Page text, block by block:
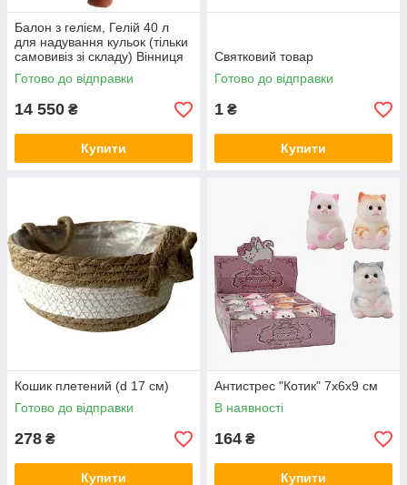
Балон з гелієм, Гелій 40 л
для надування кульок (тільки
самовивіз зі складу) Вінниця
Готово до відправки
14 550 ₴
Купити
Святковий товар
Готово до відправки
1 ₴
Купити
Кошик плетений (d 17 см)
Готово до відправки
278 ₴
Купити
Антистрес "Котик" 7х6х9 см
В наявності
164 ₴
Купити